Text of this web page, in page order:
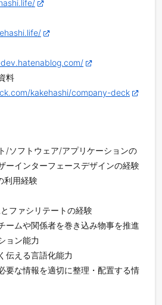
料
kakehashi/company-deck
/ソフトウェア/アプリケーションの
ーインターフェースデザインの経験
利用経験
ファシリテートの経験
ームや関係者を巻き込み物事を推進
ョン能力
伝える言語化能力
要な情報を適切に整理・配置する情